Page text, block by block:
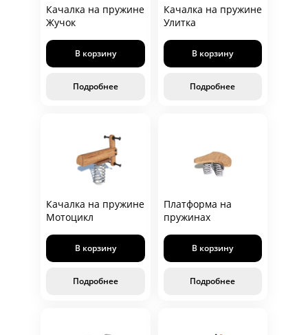
Качалка на пружине
Жучок
В корзину
Подробнее
Качалка на пружине
Улитка
В корзину
Подробнее
Качалка на пружине
Мотоцикл
В корзину
Подробнее
Платформа на
пружинах
В корзину
Подробнее